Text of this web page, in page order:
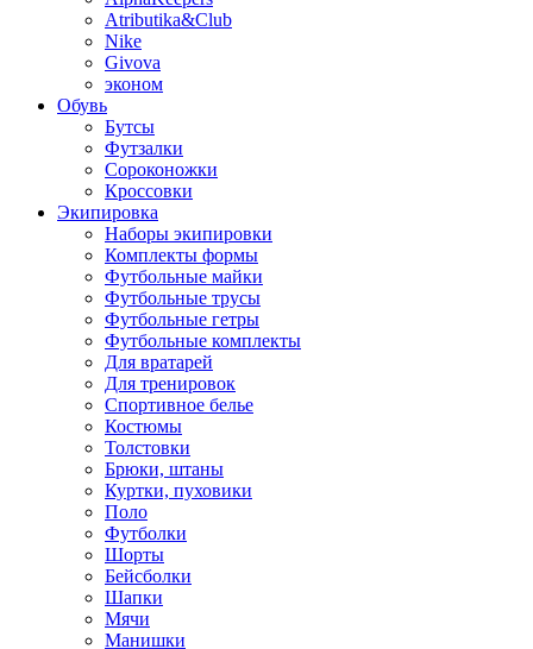
Atributika&Club
Nike
Givova
эконом
Обувь
Бутсы
Футзалки
Сороконожки
Кроссовки
Экипировка
Наборы экипировки
Комплекты формы
Футбольные майки
Футбольные трусы
Футбольные гетры
Футбольные комплекты
Для вратарей
Для тренировок
Спортивное белье
Костюмы
Толстовки
Брюки, штаны
Куртки, пуховики
Поло
Футболки
Шорты
Бейсболки
Шапки
Мячи
Манишки